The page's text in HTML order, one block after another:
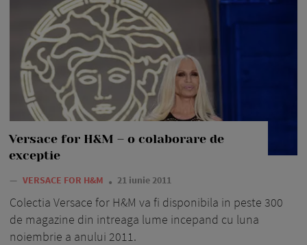
Versace for H&M – o colaborare de
exceptie
— VERSACE FOR H&M 21 iunie 2011
Colectia Versace for H&M va fi disponibila in peste 300
de magazine din intreaga lume incepand cu luna
noiembrie a anului 2011.